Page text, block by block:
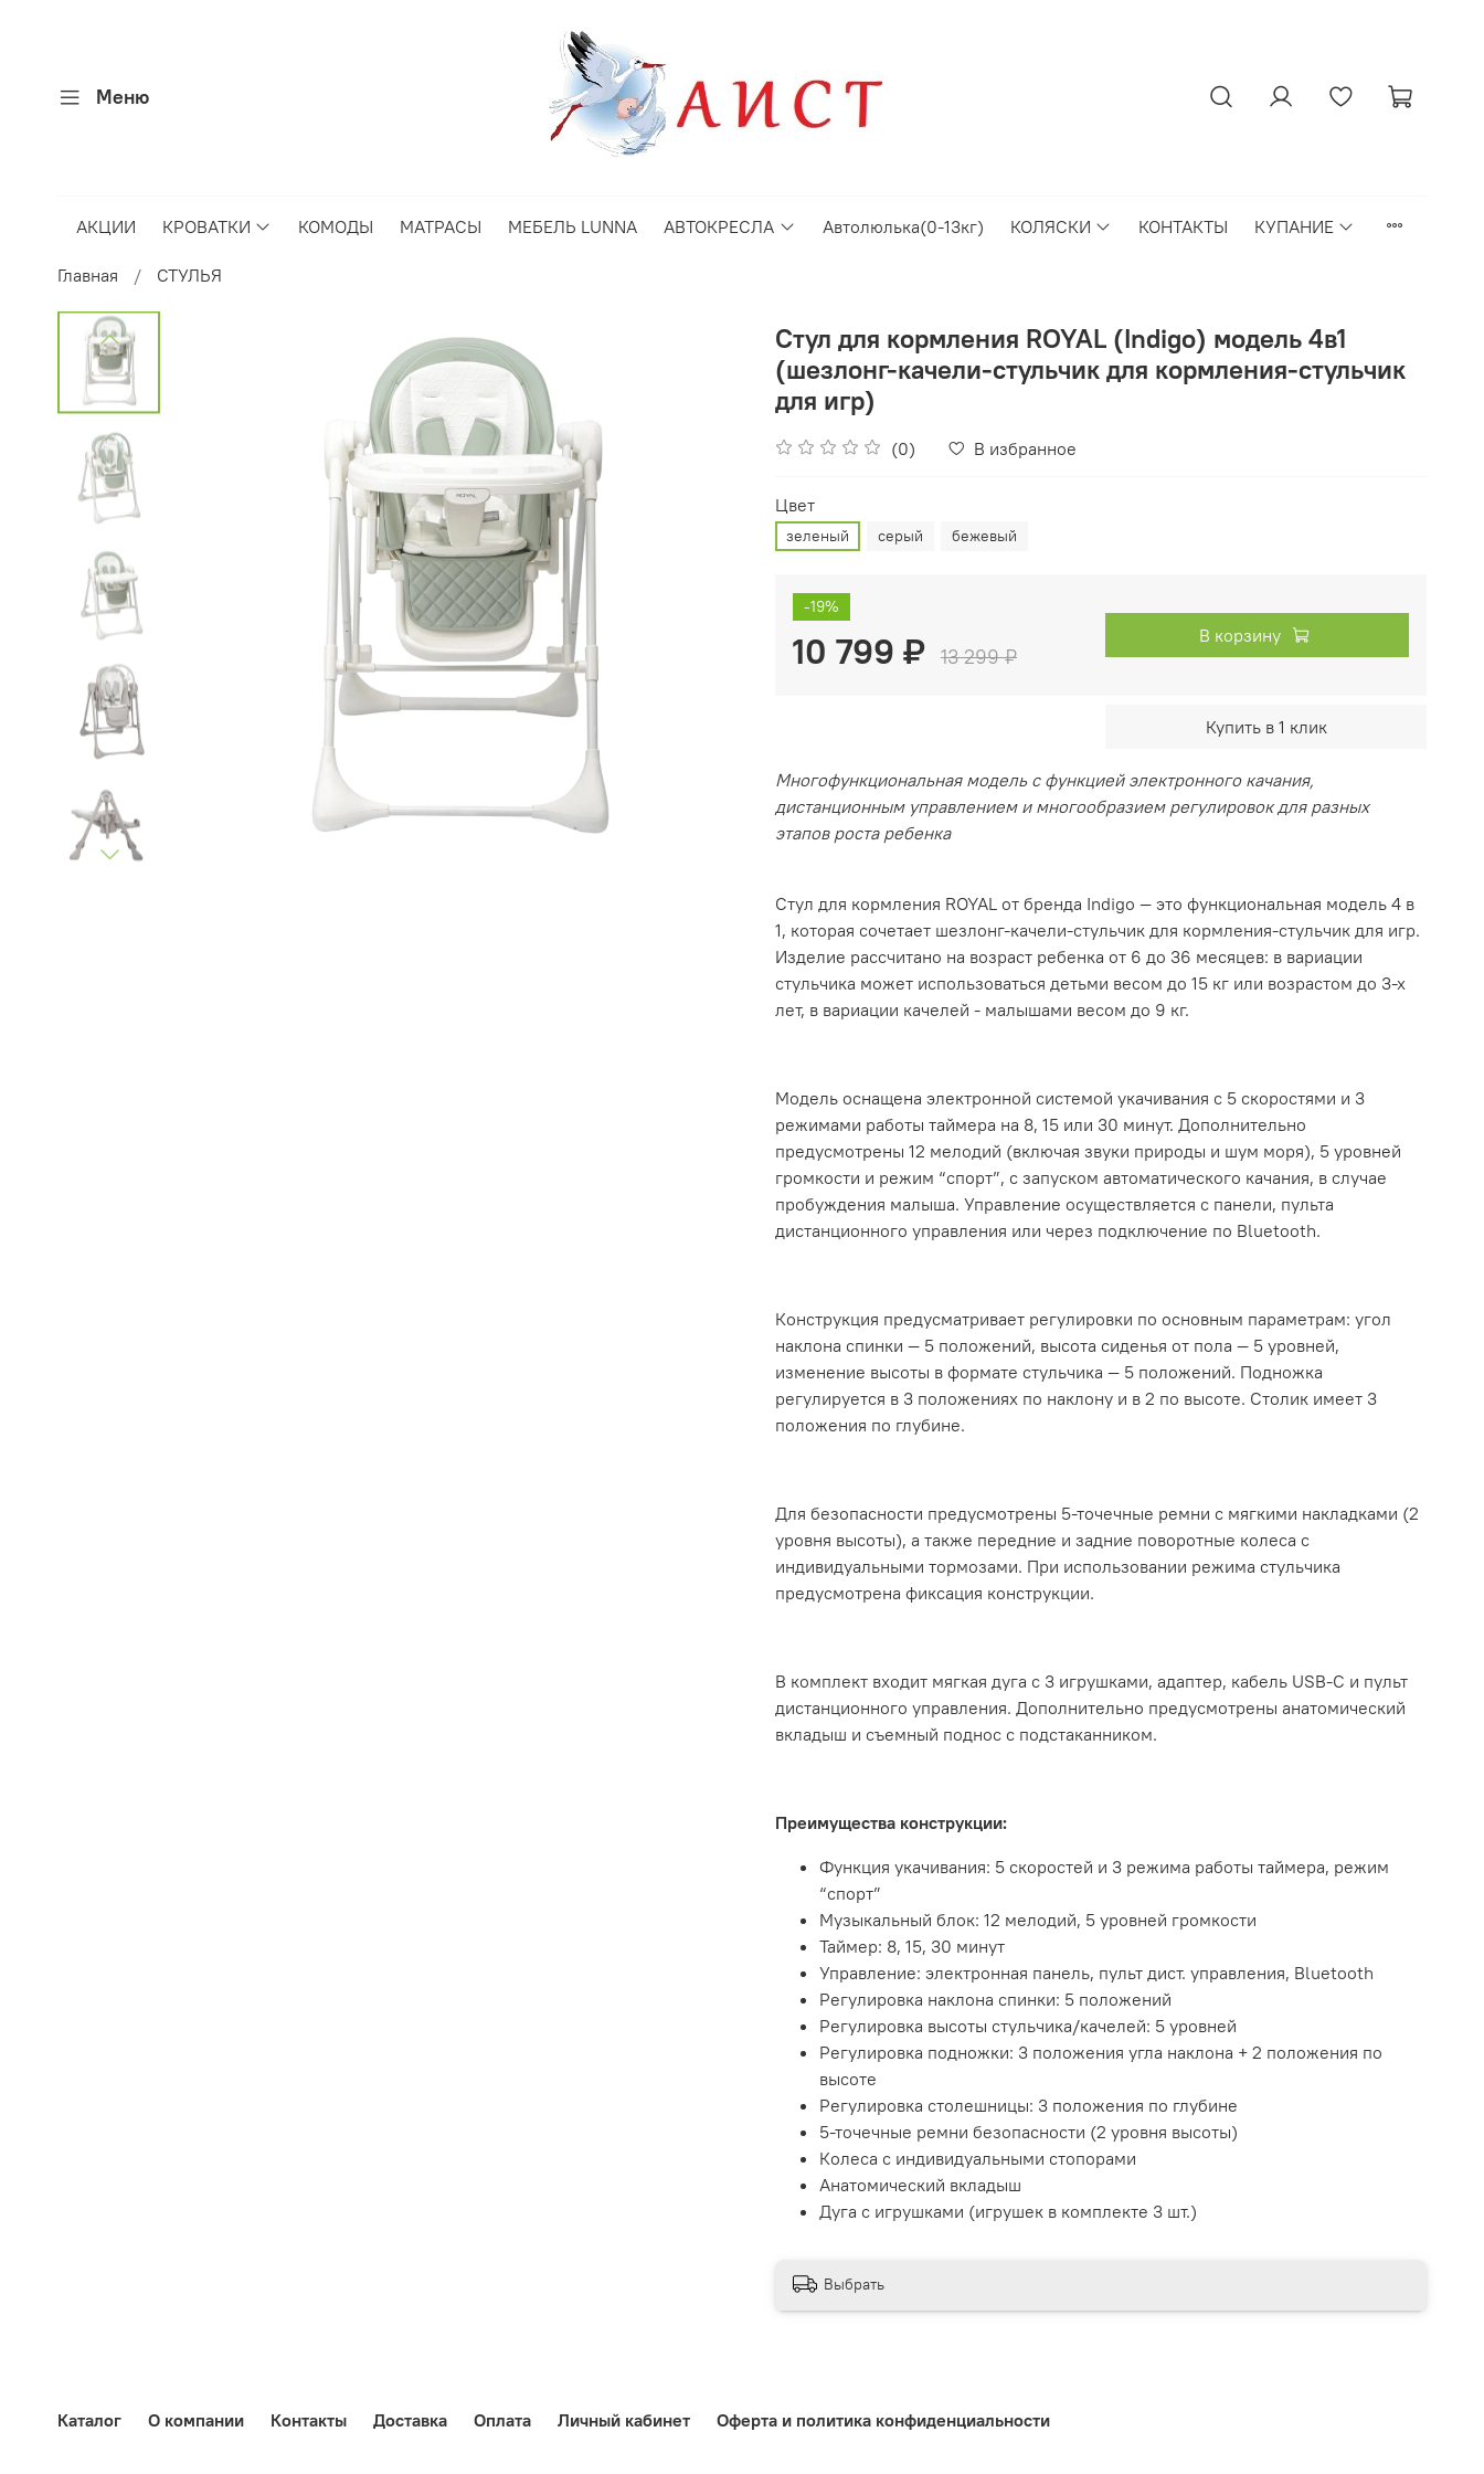
Меню
АКЦИИ КРОВАТКИ КОМОДЫ МАТРАСЫ МЕБЕЛЬ LUNNA АВТОКРЕСЛА Автолюлька(0-13кг) КОЛЯСКИ КОНТАКТЫ КУПАНИЕ
Главная СТУЛЬЯ
Стул для кормления ROYAL (Indigo) модель 4в1
(шезлонг-качели-стульчик для кормления-стульчик
для игр)
(0) В избранное
Цвет
зеленый серый бежевый
-19%
10 799 ₽ 13 299 ₽
В корзину
Купить в 1 клик
Многофункциональная модель с функцией электронного качания,
дистанционным управлением и многообразием регулировок для разных
этапов роста ребенка
Стул для кормления ROYAL от бренда Indigo — это функциональная модель 4 в
1, которая сочетает шезлонг-качели-стульчик для кормления-стульчик для игр.
Изделие рассчитано на возраст ребенка от 6 до 36 месяцев: в вариации
стульчика может использоваться детьми весом до 15 кг или возрастом до 3-х
лет, в вариации качелей - малышами весом до 9 кг.
Модель оснащена электронной системой укачивания с 5 скоростями и 3
режимами работы таймера на 8, 15 или 30 минут. Дополнительно
предусмотрены 12 мелодий (включая звуки природы и шум моря), 5 уровней
громкости и режим “спорт”, с запуском автоматического качания, в случае
пробуждения малыша. Управление осуществляется с панели, пульта
дистанционного управления или через подключение по Bluetooth.
Конструкция предусматривает регулировки по основным параметрам: угол
наклона спинки — 5 положений, высота сиденья от пола — 5 уровней,
изменение высоты в формате стульчика — 5 положений. Подножка
регулируется в 3 положениях по наклону и в 2 по высоте. Столик имеет 3
положения по глубине.
Для безопасности предусмотрены 5-точечные ремни с мягкими накладками (2
уровня высоты), а также передние и задние поворотные колеса с
индивидуальными тормозами. При использовании режима стульчика
предусмотрена фиксация конструкции.
В комплект входит мягкая дуга с 3 игрушками, адаптер, кабель USB-C и пульт
дистанционного управления. Дополнительно предусмотрены анатомический
вкладыш и съемный поднос с подстаканником.
Преимущества конструкции:
Функция укачивания: 5 скоростей и 3 режима работы таймера, режим
“спорт”
Музыкальный блок: 12 мелодий, 5 уровней громкости
Таймер: 8, 15, 30 минут
Управление: электронная панель, пульт дист. управления, Bluetooth
Регулировка наклона спинки: 5 положений
Регулировка высоты стульчика/качелей: 5 уровней
Регулировка подножки: 3 положения угла наклона + 2 положения по
высоте
Регулировка столешницы: 3 положения по глубине
5-точечные ремни безопасности (2 уровня высоты)
Колеса с индивидуальными стопорами
Анатомический вкладыш
Дуга с игрушками (игрушек в комплекте 3 шт.)
Выбрать
Каталог О компании Контакты Доставка Оплата Личный кабинет Оферта и политика конфиденциальности